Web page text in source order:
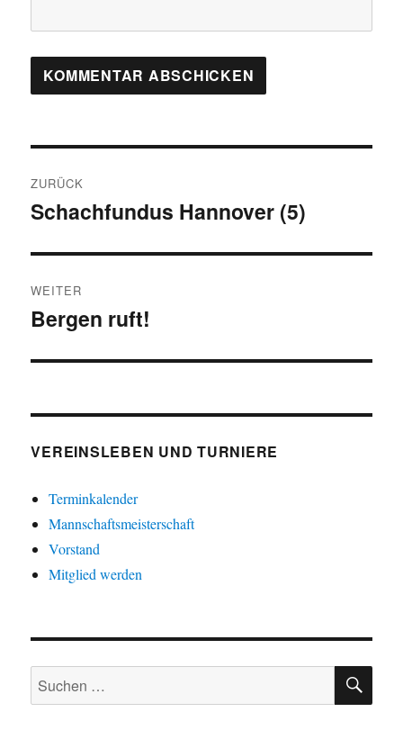
ZURÜCK
Vorheriger
Schachfundus Hannover (5)
WEITER
Nächster
Bergen ruft!
VEREINSLEBEN UND TURNIERE
Terminkalender
Mannschaftsmeisterschaft
Vorstand
Mitglied werden
Suche
nach: